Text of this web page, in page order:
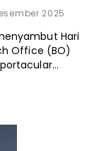
2025
Hari
Office (BO)